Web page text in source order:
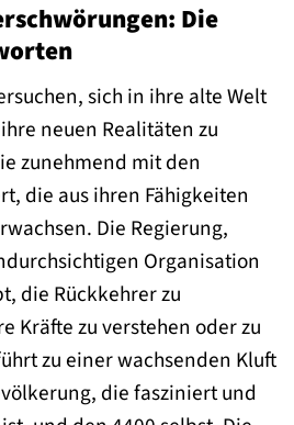
Die
sich in ihre alte Welt
neuen Realitäten zu
zunehmend mit den
die aus ihren Fähigkeiten
Die Regierung,
Organisation
die Rückkehrer zu
Kräfte zu verstehen oder zu
zu einer wachsenden Kluft
die fasziniert und